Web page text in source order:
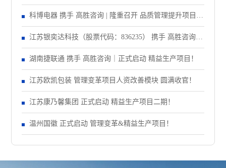
大会！
科博电器 携手 高胜咨询 | 隆重召开 品质管理提升项目启
动大会！
江苏银奕达科技（股票代码：836235） 携手 高胜咨询｜
正式启动 管理变革项目
湖南捷联通 携手 高胜咨询｜正式启动 精益生产项目！
江苏欧凯包装 管理变革项目人资改善模块 圆满收官！
江苏康乃馨集团 正式启动 精益生产项目二期！
温州国徽 正式启动 管理变革&精益生产项目！